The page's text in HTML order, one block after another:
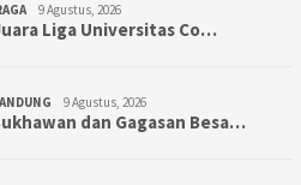
9 Agustus, 2026
Liga Universitas Co…
9 Agustus, 2026
dan Gagasan Besa…